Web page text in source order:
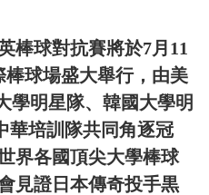
棒球對抗賽將於7月11
棒球場盛大舉行，由美
學明星隊、韓國大學明
華培訓隊共同角逐冠
界各國頂尖大學棒球
見證日本傳奇投手黒